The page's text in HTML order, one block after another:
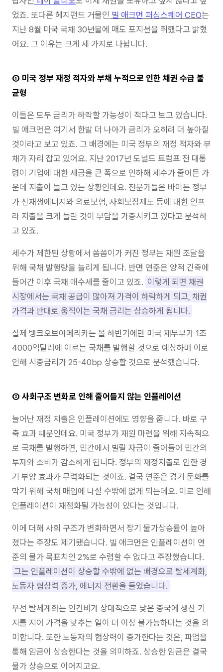
었죠. 또다른 헤지펀드 거물인 빌 애크먼 퍼싱스퀘어 CEO는
지난 8월 미국 국채 30년물에 매도 포지션을 취했다고 밝혔
어요. 그 이유는 크게 세 가지로 나뉩니다.
① 미국 정부 재정 적자와 부채 누적으로 인한 채권 수급 불
균형
이들은 모두 금리가 하락할 가능성이 적다고 보고 있습니다.
빌 애크먼은 여기서 한발 더 나아가 금리가 오히려 더 높아질
것이라고 보고 있죠. 그 배경에는 미국 정부의 재정 적자와 부
채가 자리 잡고 있어요. 지난 2017년 도널드 트럼프 전 대통
령이 기업에 대한 세금을 큰 폭으로 인하해 세수가 줄어든 가
운데 지출이 늘고 있는 상황인데요. 전문가들은 바이든 정부
가 신재생에너지와 의료보험, 사회보장제도 등에 대한 인프
라 지출을 크게 늘린 것이 부담을 가중시키고 있다고 분석하
고 있죠.
세수가 제한된 상황에서 씀씀이가 커진 정부는 재원 조달을
위해 국채 발행량을 늘리게 됩니다. 반면 연준은 양적 긴축에
들어간 이후 국채 매수세를 줄이고 있죠. 이렇게 되면 채권
시장에서는 국채 공급이 많아져 가격이 하락하게 되고, 채권
가격과 반대로 움직이는 국채 금리는 상승하게 됩니다.
실제 뱅크오브아메리카는 올 하반기에만 미국 재무부가 1조
4000억달러에 이르는 국채를 발행할 것으로 예상하며 이로
인해 시중금리가 25-40bp 상승할 것으로 분석했습니다.
② 사회구조 변화로 인해 줄어들지 않는 인플레이션
늘어난 재정 지출은 인플레이션에도 영향을 줍니다. 바로 구
축 효과 때문인데요. 미국 정부가 재원 마련을 위해 지속적으
로 국채를 발행하면, 민간에서 빌릴 자금이 줄어들어 민간의
투자와 소비가 감소하게 됩니다. 정부의 재정지출로 인한 경
기 부양 효과가 무력화되는 것이죠. 결국 연준은 경기 둔화를
막기 위해 국채 매입에 나설 수밖에 없게 되는데요. 이로 인해
인플레이션이 재점화될 가능성이 있다는 것입니다.
이에 더해 사회 구조가 변화하면서 장기 물가상승률이 높아
졌다는 주장도 제기됐습니다. 빌 애크먼은 인플레이션이 연
준의 물가 목표치인 2%로 수렴할 수 없다고 주장했습니다.
그는 인플레이션이 상승할 수밖에 없는 배경으로 탈세계화,
노동자 협상력 증가, 에너지 전환을 들었습니다.
우선 탈세계화는 인건비가 상대적으로 낮은 중국에 생산 기
지를 지어 가격을 낮추는 일이 더 이상 불가능하다는 것을 의
미합니다. 또한 노동자의 협상력이 증가한다는 것은, 파업을
통해 임금이 상승한다는 것을 의미하죠. 상승한 임금은 결국
물가 상승으로 이어지고요.